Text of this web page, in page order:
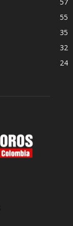
55
35
32
24